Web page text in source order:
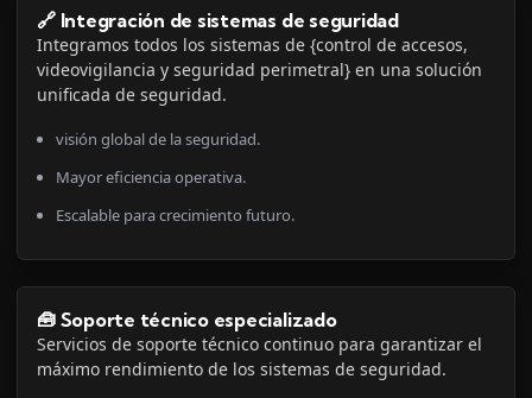
🔗 Integración de sistemas de seguridad
Integramos todos los sistemas de {control de accesos,
videovigilancia y seguridad perimetral} en una solución
unificada de seguridad.
visión global de la seguridad.
Mayor eficiencia operativa.
Escalable para crecimiento futuro.
🧰 Soporte técnico especializado
Servicios de soporte técnico continuo para garantizar el
máximo rendimiento de los sistemas de seguridad.